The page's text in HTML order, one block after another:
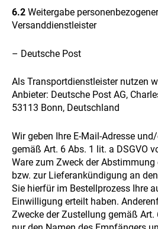
6.2 Weitergabe
Versanddienstleister
– Deutsche Post
Als Transportdienstleister nutzen
Anbieter: Deutsche Post AG,
53113 Bonn, Deutschland
Wir geben Ihre E-Mail-Adresse
gemäß Art. 6 Abs. 1 lit. a DSGVO
Ware zum Zweck der
bzw. zur Lieferankündigung an
Sie hierfür im Bestellprozess Ihre
Einwilligung erteilt haben.
Zwecke der Zustellung gemäß Art.